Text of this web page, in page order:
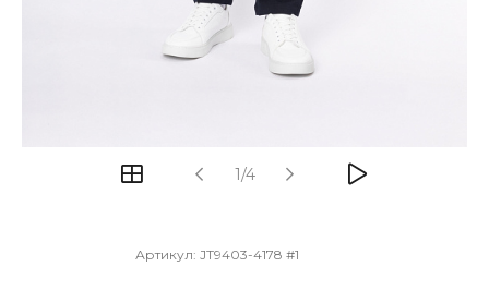
1/4
Артикул: JT9403-4178 #1